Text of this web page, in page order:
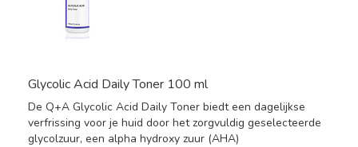
Glycolic Acid Daily Toner 100 ml
De Q+A Glycolic Acid Daily Toner biedt een dagelijkse
verfrissing voor je huid door het zorgvuldig geselecteerde
glycolzuur, een alpha hydroxy zuur (AHA)